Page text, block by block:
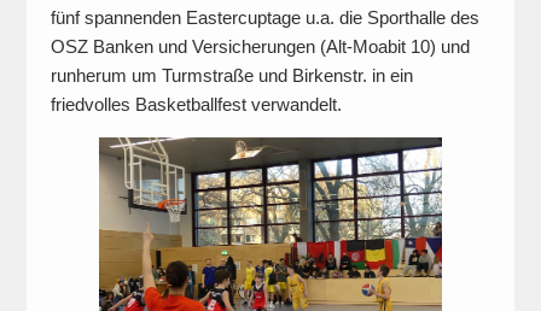
fünf spannenden Eastercuptage u.a. die Sporthalle des
OSZ Banken und Versicherungen (Alt-Moabit 10) und
runherum um Turmstraße und Birkenstr. in ein
friedvolles Basketballfest verwandelt.